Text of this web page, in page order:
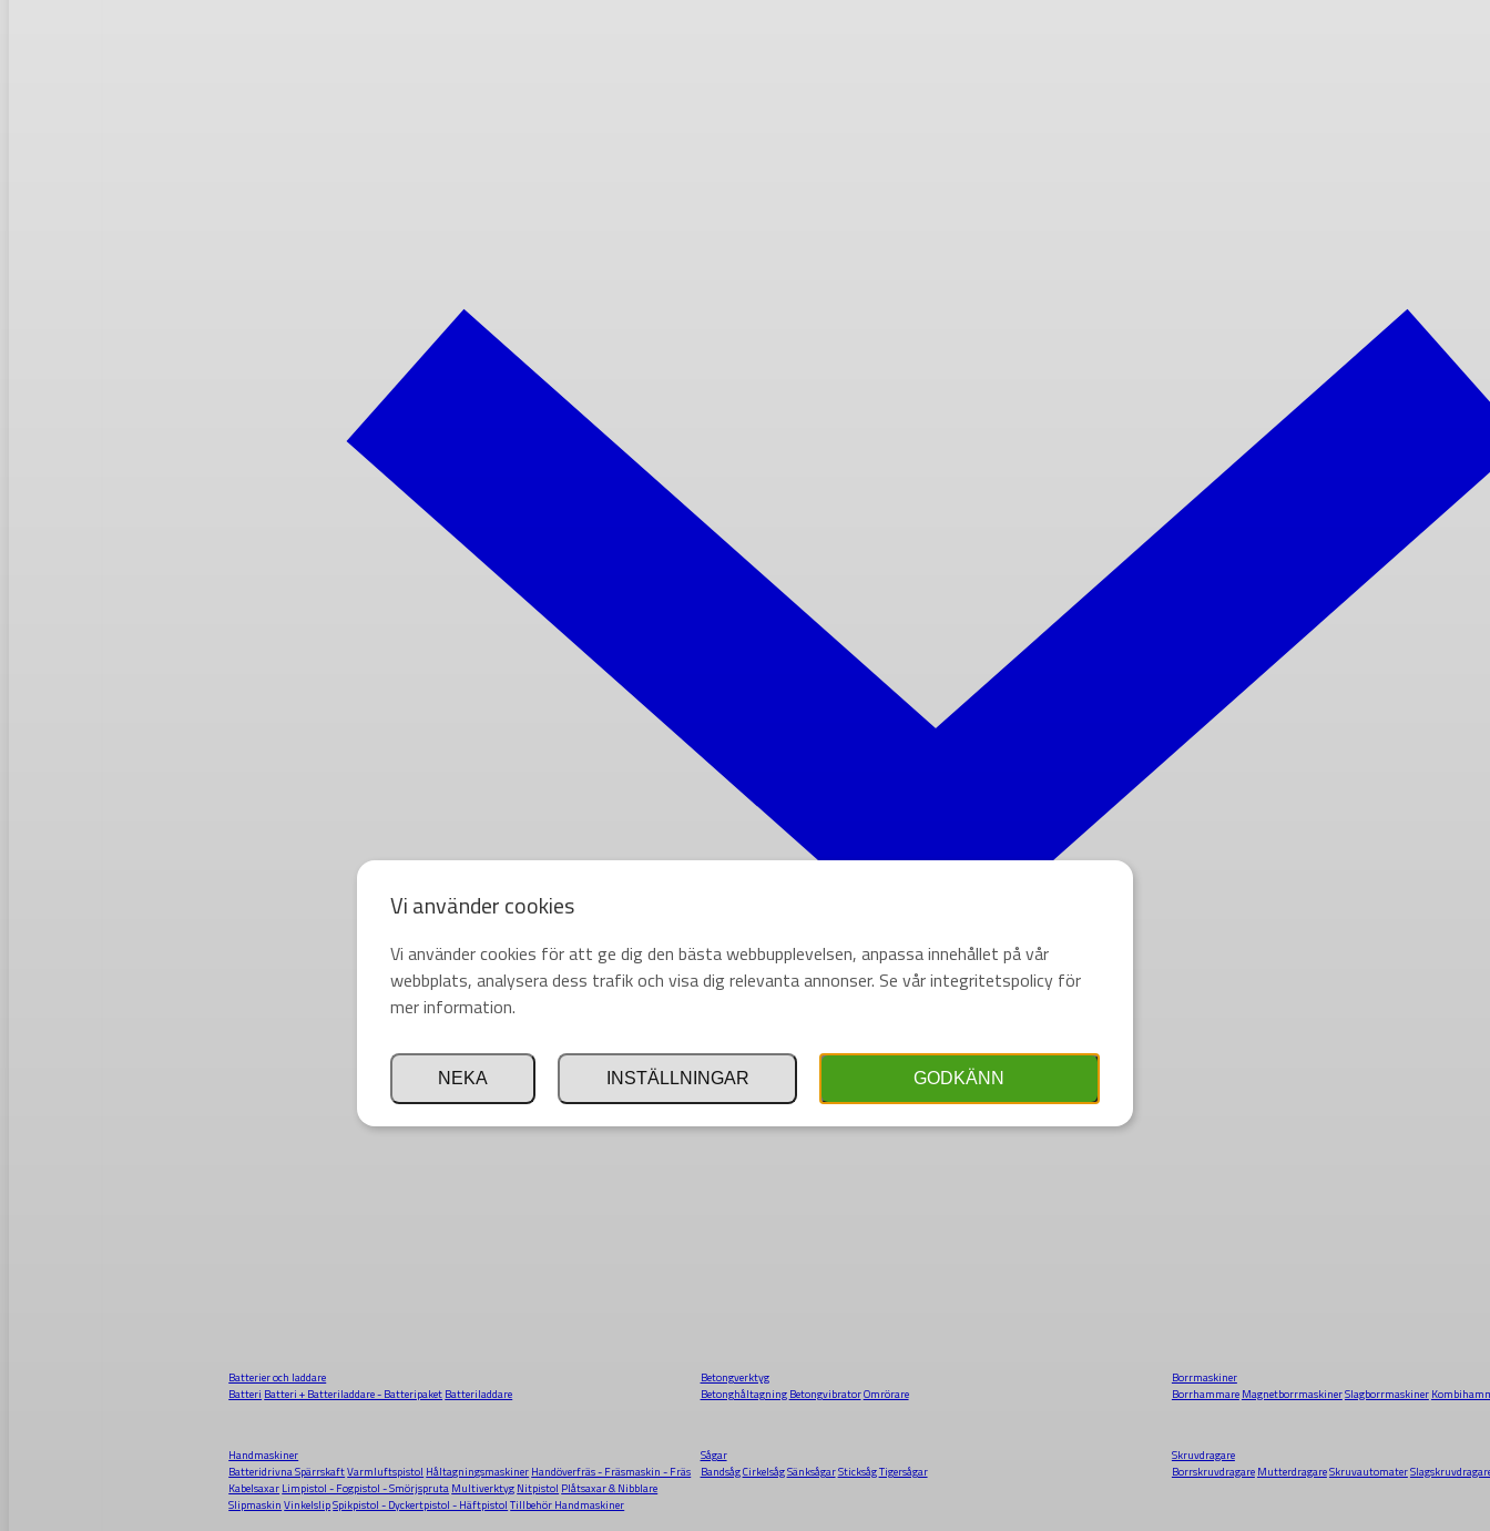
Batterier och laddare
Batteri Batteri + Batteriladdare - Batteripaket Batteriladdare
Betongverktyg
Betonghåltagning BetongvibratorOmrörare
Borrmaskiner
Borrhammare MagnetborrmaskinerSlagborrmaskiner
Handmaskiner
Batteridrivna SpärrskaftVarmluftspistol Håltagningsmaskiner Handöverfräs - Fräsmaskin - Fräs
Kabelsaxar Limpistol - Fogpistol - Smörjspruta Multiverktyg Nitpistol Plåtsaxar & Nibblare
Slipmaskin VinkelslipSpikpistol - Dyckertpistol - Häftpistol Tillbehör Handmaskiner
Sågar
BandsågCirkelsågSänksågarSticksågTigersågar
Skruvdragare
Borrskruvdragare MutterdragareSkruvautomater
Vi använder cookies
Vi använder cookies för att ge dig den bästa webbupplevelsen, anpassa innehållet på vår
webbplats, analysera dess trafik och visa dig relevanta annonser. Se vår integritetspolicy för
mer information.
GODKÄNN
INSTÄLLNINGAR
NEKA